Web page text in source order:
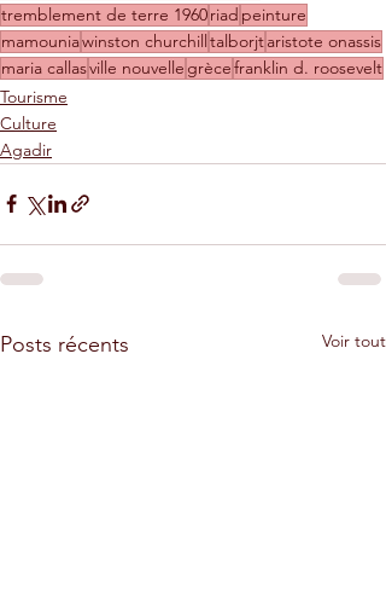
tremblement de terre 1960riad peinture
mamouniawinston churchilltalborjtaristote onassis
maria callasville nouvelle grècefranklin d. roosevelt
Tourisme
Culture
Agadir
Posts récents Voir tout